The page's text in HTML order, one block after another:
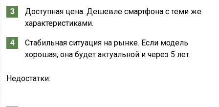
Доступная цена. Дешевле смартфона с теми же
характеристиками.
Стабильная ситуация на рынке. Если модель
хорошая, она будет актуальной и через 5 лет.
Недостатки: